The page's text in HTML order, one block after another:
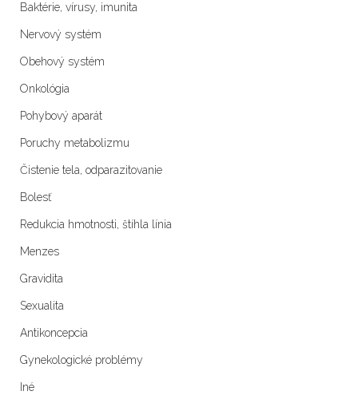
Baktérie, vírusy, imunita
Nervový systém
Obehový systém
Onkológia
Pohybový aparát
Poruchy metabolizmu
Čistenie tela, odparazitovanie
Bolesť
Redukcia hmotnosti, štíhla línia
Menzes
Gravidita
Sexualita
Antikoncepcia
Gynekologické problémy
Iné